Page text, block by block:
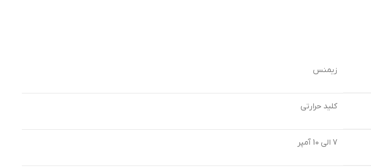
زیمنس
کلید حرارتی
7 الی 10 آمپر